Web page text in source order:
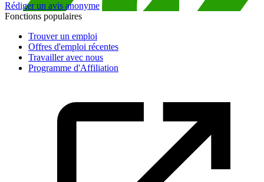
Rédiger un avis anonyme
Fonctions populaires
Trouver un emploi
Offres d'emploi récentes
Travailler avec nous
Programme d'Affiliation